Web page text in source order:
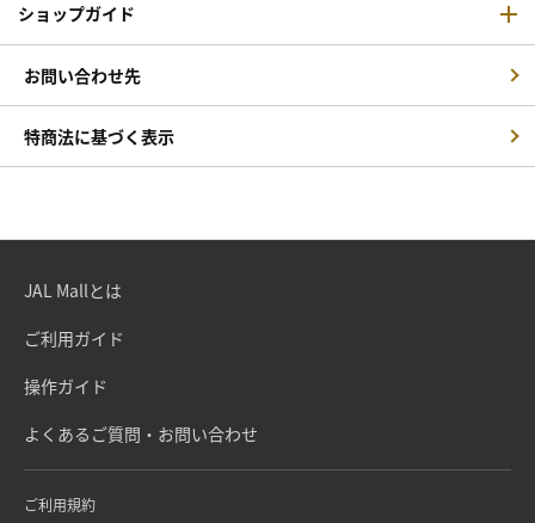
ショップガイド
お問い合わせ先
特商法に基づく表示
JAL Mallとは
ご利用ガイド
操作ガイド
よくあるご質問・お問い合わせ
ご利用規約